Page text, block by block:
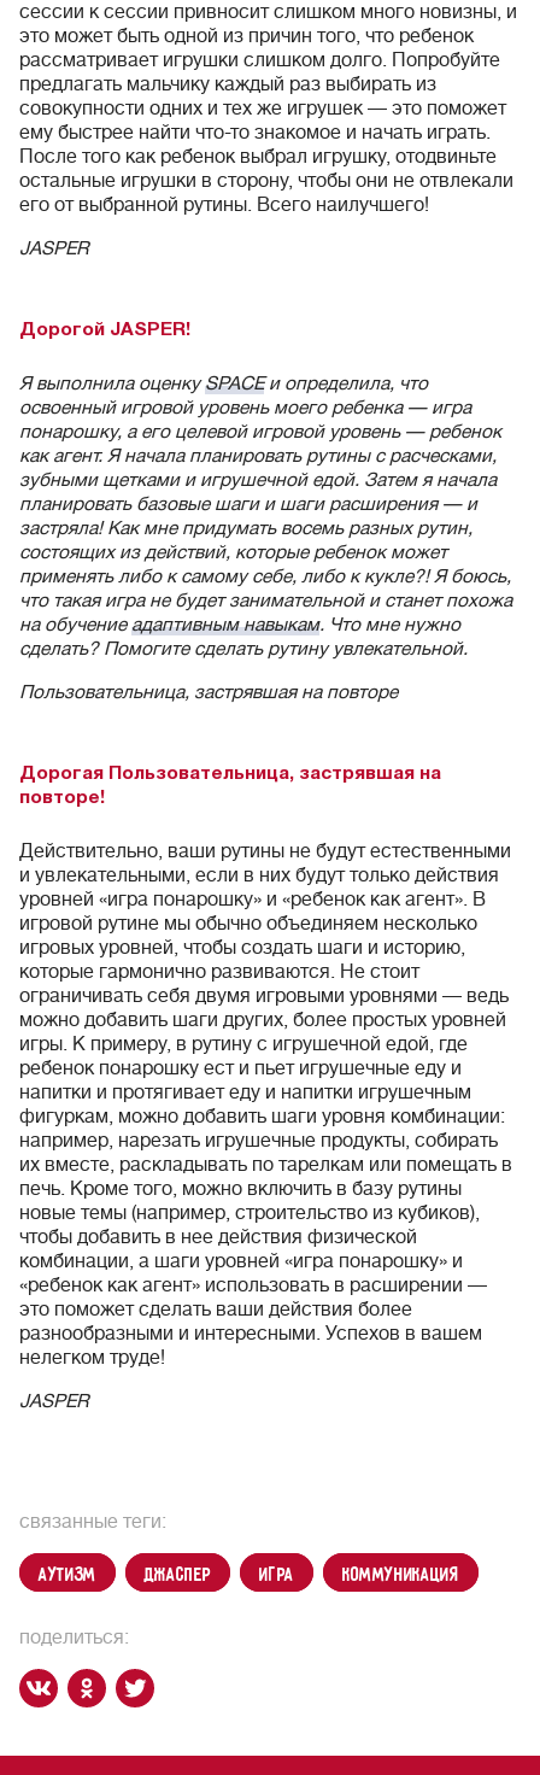
сессии к сессии привносит слишком много новизны, и
это может быть одной из причин того, что ребенок
рассматривает игрушки слишком долго. Попробуйте
предлагать мальчику каждый раз выбирать из
совокупности одних и тех же игрушек — это поможет
ему быстрее найти что-то знакомое и начать играть.
После того как ребенок выбрал игрушку, отодвиньте
остальные игрушки в сторону, чтобы они не отвлекали
его от выбранной рутины. Всего наилучшего!
JASPER
Дорогой JASPER!
Я выполнила оценкуSPACEи определила, что
освоенный игровой уровень моего ребенка — игра
понарошку, а его целевой игровой уровень — ребенок
как агент. Я начала планировать рутины с расческами,
зубными щетками и игрушечной едой. Затем я начала
планировать базовые шаги и шаги расширения — и
застряла! Как мне придумать восемь разных рутин,
состоящих из действий, которые ребенок может
применять либо к самому себе, либо к кукле?! Я боюсь,
что такая игра не будет занимательной и станет похожа
на обучениеадаптивным навыкам. Что мне нужно
сделать? Помогите сделать рутину увлекательной.
Пользовательница, застрявшая на повторе
Дорогая Пользовательница, застрявшая на
повторе!
Действительно, ваши рутины не будут естественными
и увлекательными, если в них будут только действия
уровней «игра понарошку» и «ребенок как агент». В
игровой рутине мы обычно объединяем несколько
игровых уровней, чтобы создать шаги и историю,
которые гармонично развиваются. Не стоит
ограничивать себя двумя игровыми уровнями — ведь
можно добавить шаги других, более простых уровней
игры. К примеру, в рутину с игрушечной едой, где
ребенок понарошку ест и пьет игрушечные еду и
напитки и протягивает еду и напитки игрушечным
фигуркам, можно добавить шаги уровня комбинации:
например, нарезать игрушечные продукты, собирать
их вместе, раскладывать по тарелкам или помещать в
печь. Кроме того, можно включить в базу рутины
новые темы (например, строительство из кубиков),
чтобы добавить в нее действия физической
комбинации, а шаги уровней «игра понарошку» и
«ребенок как агент» использовать в расширении —
это поможет сделать ваши действия более
разнообразными и интересными. Успехов в вашем
нелегком труде!
JASPER
поделиться:
связанные теги:
аутизм Джаспер игра коммуникация